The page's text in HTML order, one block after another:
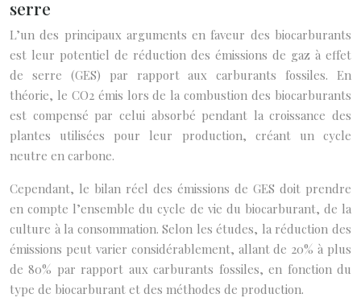
serre
L’un des principaux arguments en faveur des biocarburants
est leur potentiel de réduction des émissions de gaz à effet
de serre (GES) par rapport aux carburants fossiles. En
théorie, le CO2 émis lors de la combustion des biocarburants
est compensé par celui absorbé pendant la croissance des
plantes utilisées pour leur production, créant un cycle
neutre en carbone.
Cependant, le bilan réel des émissions de GES doit prendre
en compte l’ensemble du cycle de vie du biocarburant, de la
culture à la consommation. Selon les études, la réduction des
émissions peut varier considérablement, allant de 20% à plus
de 80% par rapport aux carburants fossiles, en fonction du
type de biocarburant et des méthodes de production.